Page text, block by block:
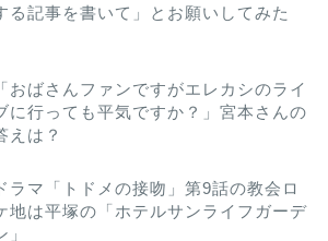
る記事を書いて」とお願いしてみた
「おばさんファンですがエレカシのライ
に行っても平気ですか？」宮本さんの
えは？
ラマ「トドメの接吻」第9話の教会ロ
地は平塚の「ホテルサンライフガーデ
」